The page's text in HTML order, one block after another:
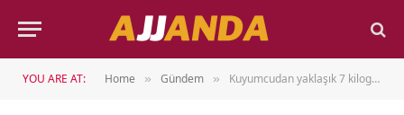
YOU ARE AT: Home » Gündem » Kuyumcudan yaklaşık 7 kilogram altın çalan 8 şüpheli yakalandı